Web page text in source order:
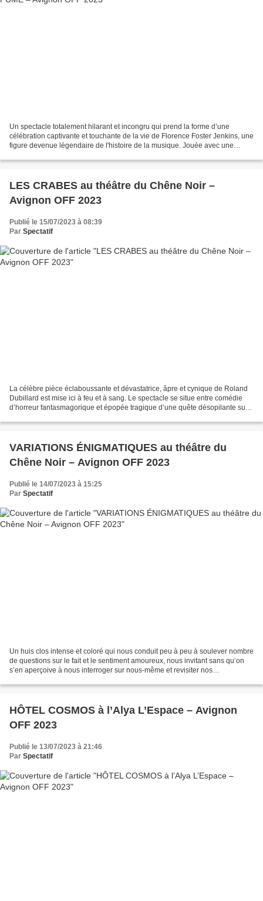
Un spectacle totalement hilarant et incongru qui prend la forme d’une
célébration captivante et touchante de la vie de Florence Foster Jenkins, une
figure devenue légendaire de l'histoire de la musique. Jouée avec une
LES CRABES au théâtre du Chêne Noir –
Avignon OFF 2023
Publié le 15/07/2023 à 08:39
Par Spectatif
La célèbre pièce éclaboussante et dévastatrice, âpre et cynique de Roland
Dubillard est mise ici à feu et à sang. Le spectacle se situe entre comédie
d’horreur fantasmagorique et épopée tragique d’une quête désopilante sur
VARIATIONS ÉNIGMATIQUES au théâtre du
Chêne Noir – Avignon OFF 2023
Publié le 14/07/2023 à 15:25
Par Spectatif
Un huis clos intense et coloré qui nous conduit peu à peu à soulever nombre
de questions sur le fait et le sentiment amoureux, nous invitant sans qu’on
s’en aperçoive à nous interroger sur nous-même et revisiter nos
HÔTEL COSMOS à l’Alya L’Espace – Avignon
OFF 2023
Publié le 13/07/2023 à 21:46
Par Spectatif